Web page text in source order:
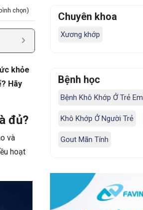
chọn)
khỏe
Hãy
đủ?
và
hoạt
Chuyên khoa
Xương khớp
Bệnh học
Bệnh Khô Khớp Ở Trẻ Em
Khô Khớp Ở Người Trẻ
Gout Mãn Tính